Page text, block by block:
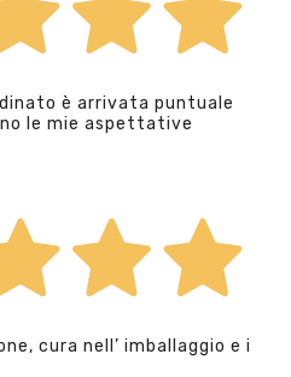
è arrivata puntuale
le mie aspettative
cura nell’ imballaggio e i